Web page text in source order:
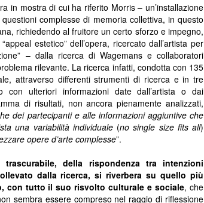
in mostra di cui ha riferito Morris – un’installazione
complesse di memoria collettiva, in questo
richiedendo al fruitore un certo sforzo e impegno,
estetico” dell’opera, ricercato dall’artista per
– dalla ricerca di Wagemans e collaboratori
rilevante. La ricerca infatti, condotta con 135
attraverso differenti strumenti di ricerca e in tre
con ulteriori informazioni date dall’artista o dai
di risultati, non ancora pienamente analizzati,
dei partecipanti e alle informazioni aggiuntive che
una variabilità individuale(no single size fits all)
opere d’arte complesse”.
della rispondenza tra intenzioni
dalla ricerca, si riverbera su quello più
con tutto il suo risvolto culturale e sociale, che
sembra essere compreso nel raggio di riflessione